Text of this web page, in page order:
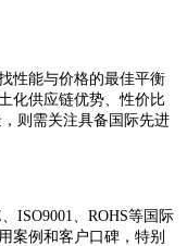
能与价格的最佳平衡
化供应链优势、性价比
则需关注具备国际先进
、ROHS等国际
案例和客户口碑，特别